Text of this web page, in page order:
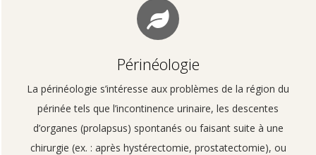
Périnéologie
La périnéologie s’intéresse aux problèmes de la région du
périnée tels que l’incontinence urinaire, les descentes
d’organes (prolapsus) spontanés ou faisant suite à une
chirurgie (ex. : après hystérectomie, prostatectomie), ou